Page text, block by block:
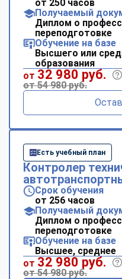
от 250 часов
Получаемый
Диплом о
переподготовке
Обучение на базе
Высшего или
образования
от 32 980 руб.
от 54 980 руб.
Есть учебный план
Контролер
Срок обучения
от 256 часов
Получаемый
Диплом о
переподготовке
Обучение на базе
Высшее, среднее
от 32 980 руб.
от 54 980 руб.